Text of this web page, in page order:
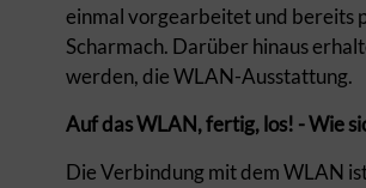
einmal vorgearbeitet und bereits
Scharmach. Darüber hinaus
werden, die WLAN-Ausstattung.
Auf das WLAN, fertig, los! - Wie
Die Verbindung mit dem WLAN